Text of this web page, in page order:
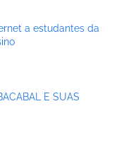
a estudantes da
E SUAS